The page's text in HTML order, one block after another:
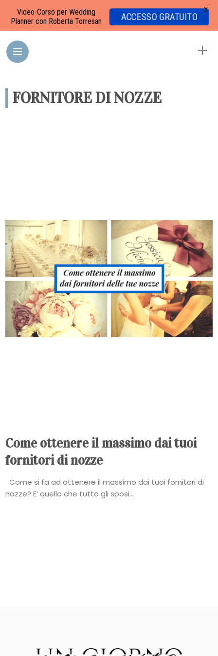
FORNITORE DI NOZZE
Come ottenere il massimo dai tuoi
fornitori di nozze
Come si fa ad ottenere il massimo dai tuoi fornitori di
nozze? E’ quello che tutto gli sposi...
Video-Corso per Wedding
Planner con Roberta Torresan
ACCESSO GRATUITO
X